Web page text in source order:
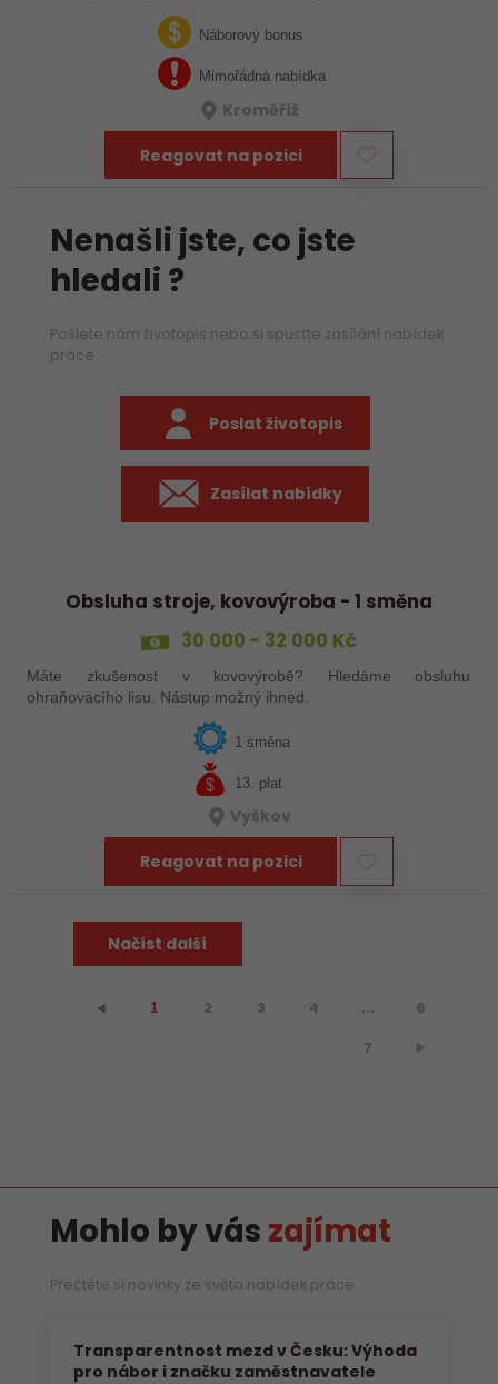
technických oborů, kteří se…Náborový bonus
Mimořádná nabídka
Kroměříž
Reagovat na pozici
Nenašli jste, co jste
hledali ?
Pošlete nám životopis nebo si spusťte zasílání nabídek
práce
Poslat životopis
Zasílat nabídky
Obsluha stroje, kovovýroba - 1 směna
30 000 - 32 000 Kč
Máte zkušenost v kovovýrobě? Hledáme obsluhu
ohraňovacího lisu. Nástup možný ihned.
1 směna
13. plat
Vyškov
Reagovat na pozici
Načíst další
⯇ 1 2 3 4 ... 6
7 ⯈
Mohlo by vás zajímat
Přečtěte si novinky ze světa nabídek práce
Transparentnost mezd v Česku: Výhoda
pro nábor i značku zaměstnavatele